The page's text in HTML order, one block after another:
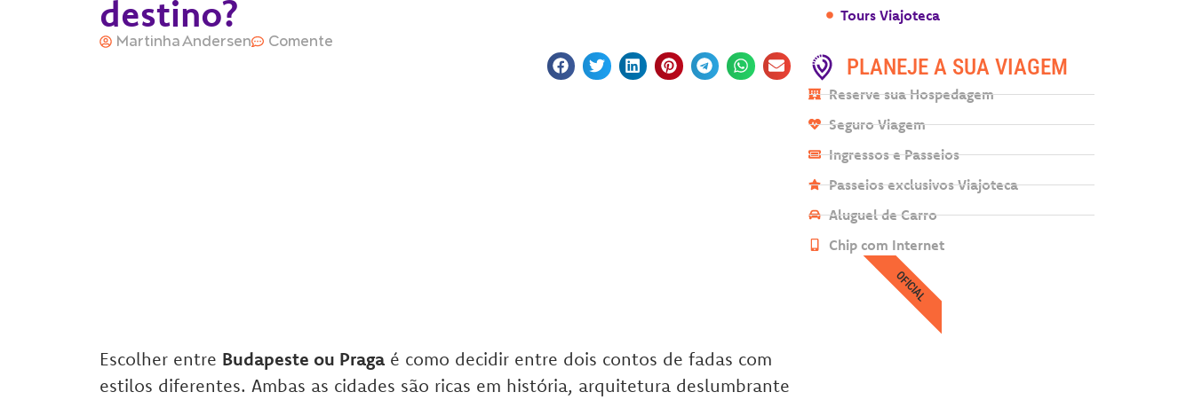
destino?
Martinha Andersen Comente
Escolher entre Budapeste ou Praga é como decidir entre dois contos de fadas com
estilos diferentes. Ambas as cidades são ricas em história, arquitetura deslumbrante
Tours Viajoteca
PLANEJE A SUA VIAGEM
Reserve sua Hospedagem
Seguro Viagem
Ingressos e Passeios
Passeios exclusivos Viajoteca
Aluguel de Carro
Chip com Internet
OFICIAL